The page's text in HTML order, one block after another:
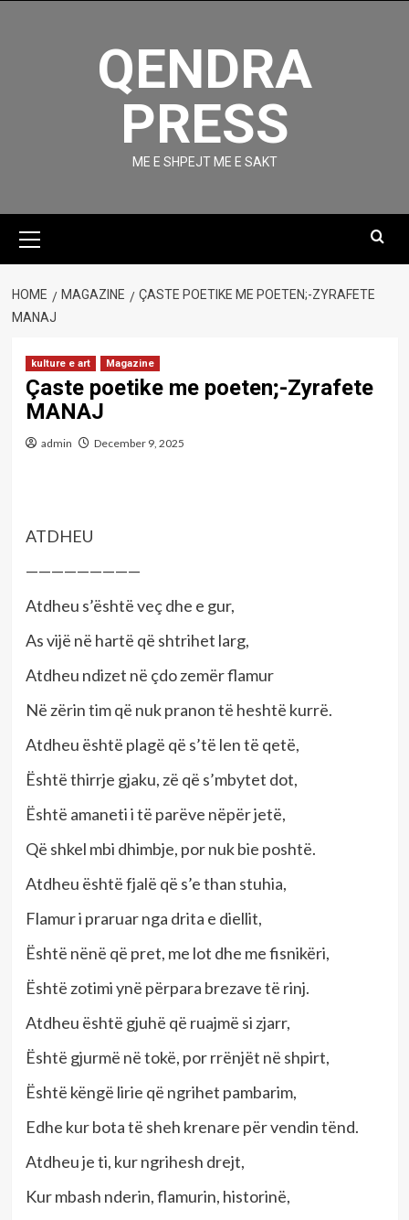
QENDRA
PRESS
ME E SHPEJT ME E SAKT
Menu
HOME MAGAZINE
ÇASTE POETIKE ME POETEN;-ZYRAFETE
MANAJ
kulture e art Magazine
Çaste poetike me poeten;-Zyrafete
MANAJ
admin December 9, 2025
ATDHEU
—————————
Atdheu s’është veç dhe e gur,
As vijë në hartë që shtrihet larg,
Atdheu ndizet në çdo zemër flamur
Në zërin tim që nuk pranon të heshtë kurrë.
Atdheu është plagë që s’të len të qetë,
Është thirrje gjaku, zë që s’mbytet dot,
Është amaneti i të parëve nëpër jetë,
Që shkel mbi dhimbje, por nuk bie poshtë.
Atdheu është fjalë që s’e than stuhia,
Flamur i praruar nga drita e diellit,
Është nënë që pret, me lot dhe me fisnikëri,
Është zotimi ynë përpara brezave të rinj.
Atdheu është gjuhë që ruajmë si zjarr,
Është gjurmë në tokë, por rrënjët në shpirt,
Është këngë lirie që ngrihet pambarim,
Edhe kur bota të sheh krenare për vendin tënd.
Atdheu je ti, kur ngrihesh drejt,
Kur mbash nderin, flamurin, historinë,